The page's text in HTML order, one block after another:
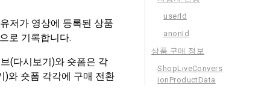
저가 영상에 등록된 상품
로 기록합니다.
(다시보기)와 숏폼은 각
)와 숏폼 각각에 구매 전환
userId
anonId
상품 구매 정보
ShopLiveConvers
ionProductData